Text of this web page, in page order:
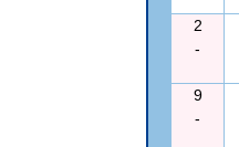
2
-
9
-